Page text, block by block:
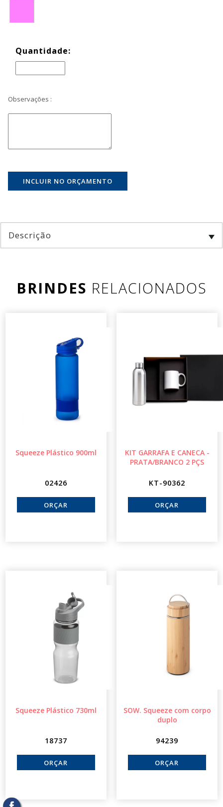
Quantidade:
Observações :
Descrição
BRINDES RELACIONADOS
Squeeze Plástico 900ml
02426
KIT GARRAFA E CANECA -
PRATA/BRANCO 2 PÇS
KT-90362
Squeeze Plástico 730ml
18737
SOW. Squeeze com corpo
duplo
94239